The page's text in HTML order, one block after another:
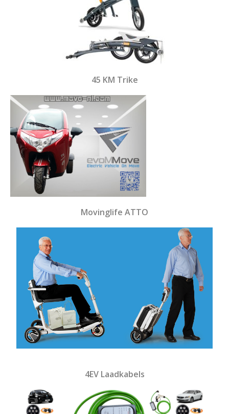
45 KM Trike
Movinglife ATTO
4EV Laadkabels